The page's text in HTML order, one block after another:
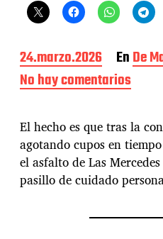
F
e
c
d
e
l
a
e
24.marzo.2026 EnDe
No hay comentariose
n
e
l
a
c
o
d
El hecho es que tras la
agotando cupos en
el asfalto de Las
pasillo de cuidado